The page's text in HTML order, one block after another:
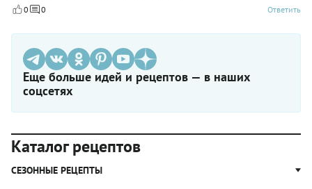
0 0 Ответить
Еще больше идей и рецептов — в наших
соцсетях
Каталог рецептов
СЕЗОННЫЕ РЕЦЕПТЫ